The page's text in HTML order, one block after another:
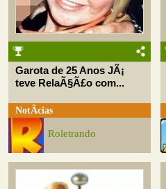
Garota de 25 Anos JÃ¡
teve RelaÃ§Ã£o com...
NotÃ­cias
Roletrando